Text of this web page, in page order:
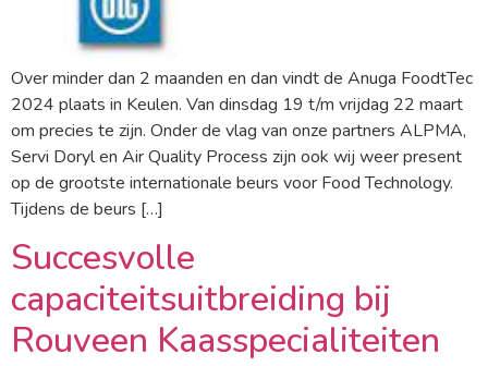
Over minder dan 2 maanden en dan vindt de Anuga FoodtTec
2024 plaats in Keulen. Van dinsdag 19 t/m vrijdag 22 maart
om precies te zijn. Onder de vlag van onze partners ALPMA,
Servi Doryl en Air Quality Process zijn ook wij weer present
op de grootste internationale beurs voor Food Technology.
Tijdens de beurs […]
Succesvolle
capaciteitsuitbreiding bij
Rouveen Kaasspecialiteiten